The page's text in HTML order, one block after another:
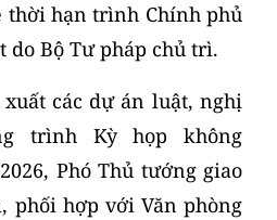
thời hạn trình Chính phủ
do Bộ Tư pháp chủ trì.
xuất các dự án luật, nghị
trình Kỳ họp không
Phó Thủ tướng giao
phối hợp với Văn phòng